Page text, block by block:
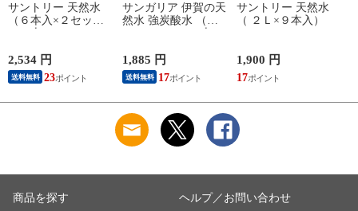
サントリー 天然水
（６本入×２セット
2,534 円
送料無料 23
サンガリア 伊賀の天
然水 強炭酸水 （５
1,885 円
送料無料 17
サントリー 天然水
（ ２Ｌ×９本入）
1,900 円
17
商品を探す ヘルプ／お問い合わせ